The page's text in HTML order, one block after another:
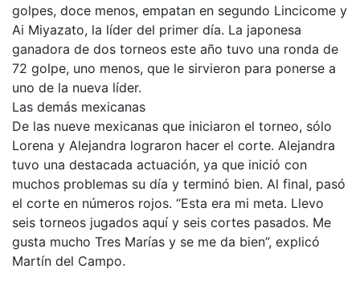
golpes, doce menos, empatan en segundo Lincicome y
Ai Miyazato, la líder del primer día. La japonesa
ganadora de dos torneos este año tuvo una ronda de
72 golpe, uno menos, que le sirvieron para ponerse a
uno de la nueva líder.
Las demás mexicanas
De las nueve mexicanas que iniciaron el torneo, sólo
Lorena y Alejandra lograron hacer el corte. Alejandra
tuvo una destacada actuación, ya que inició con
muchos problemas su día y terminó bien. Al final, pasó
el corte en números rojos. “Esta era mi meta. Llevo
seis torneos jugados aquí y seis cortes pasados. Me
gusta mucho Tres Marías y se me da bien”, explicó
Martín del Campo.